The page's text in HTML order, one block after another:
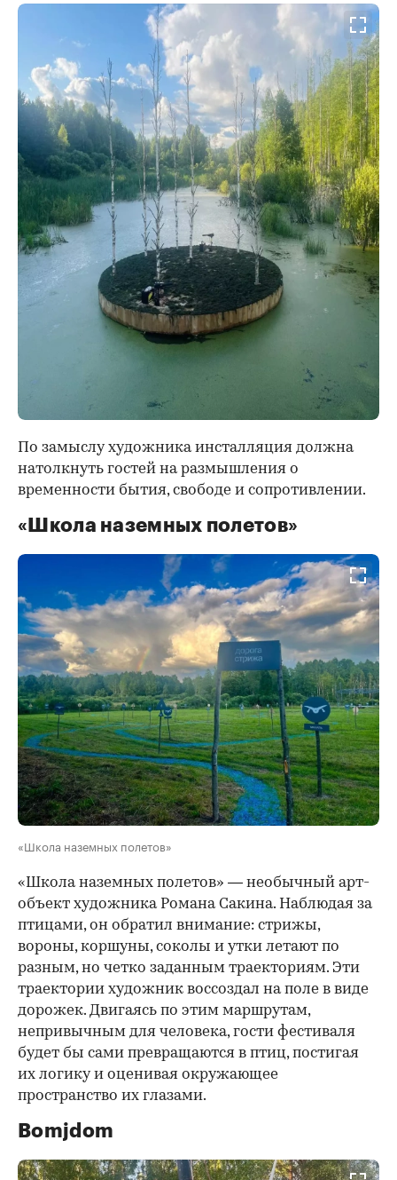
По замыслу художника инсталляция должна
натолкнуть гостей на размышления о
временности бытия, свободе и сопротивлении.
«Школа наземных полетов»
«Школа наземных полетов»
«Школа наземных полетов» — необычный арт-
объект художника Романа Сакина. Наблюдая за
птицами, он обратил внимание: стрижы,
вороны, коршуны, соколы и утки летают по
разным, но четко заданным траекториям. Эти
траектории художник воссоздал на поле в виде
дорожек. Двигаясь по этим маршрутам,
непривычным для человека, гости фестиваля
будет бы сами превращаются в птиц, постигая
их логику и оценивая окружающее
пространство их глазами.
Bomjdom